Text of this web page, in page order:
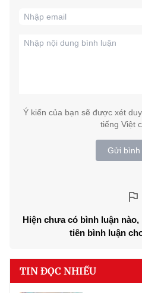
Ý kiến của bạn sẽ được xét
tiếng Việt
Gửi bình
Hiện chưa có bình luận
tiên bình luận
TIN ĐỌC NHIỀU